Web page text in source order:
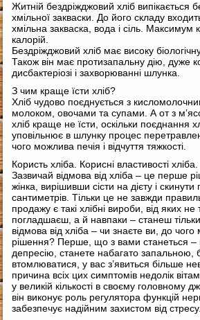
Житній бездріжджовий хліб випікається
хмільної закваски. До його складу
хмільна закваска, вода і сіль. Максимум
калорій.
Бездріжджовий хліб має високу
Також він має протизапальну дію, дуже
дисбактеріозі і захворюванні шлунка.
З чим краще їсти хліб?
Хліб чудово поєднується з
молоком, овочами та супами. А от з
хліб краще не їсти, оскільки поєднання
уповільнює в шлунку процес
чого можлива печія і відчуття тяжкості.
Користь хліба. Корисні властивості хліба.
Зазвичай відмова від хліба – це перше
жінка, вирішивши сісти на дієту і
сантиметрів. Тільки це не завжди
продажу є такі хлібні вироби, від яких не
погладшаєш, а й навпаки – станеш
відмова від хліба – чи знаєте ви, до
рішення? Перше, що з вами станеться –
депресію, станете набагато запальною,
втомлюватися, у вас з’явиться більше
причина всіх цих симптомів недолік
у великій кількості в своєму головному
він виконує роль регулятора функцій
забезпечує надійним захистом від стресу.